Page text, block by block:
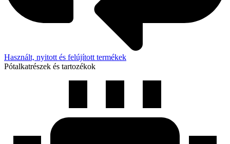
Használt, nyitott és felújított termékek
Pótalkatrészek és tartozékok